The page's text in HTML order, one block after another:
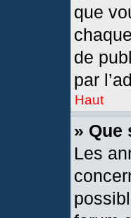
que
de
par
Haut
» Que
Les